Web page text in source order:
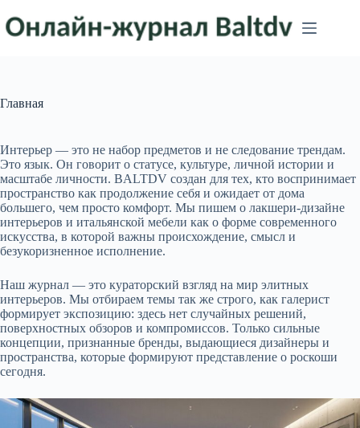
сути
Главная
Интерьер — это не набор предметов и не следование трендам.
Это язык. Он говорит о статусе, культуре, личной истории и
масштабе личности. BALTDV создан для тех, кто воспринимает
пространство как продолжение себя и ожидает от дома
большего, чем просто комфорт. Мы пишем о лакшери‑дизайне
интерьеров и итальянской мебели как о форме современного
искусства, в которой важны происхождение, смысл и
безукоризненное исполнение.
Наш журнал — это кураторский взгляд на мир элитных
интерьеров. Мы отбираем темы так же строго, как галерист
формирует экспозицию: здесь нет случайных решений,
поверхностных обзоров и компромиссов. Только сильные
концепции, признанные бренды, выдающиеся дизайнеры и
пространства, которые формируют представление о роскоши
сегодня.